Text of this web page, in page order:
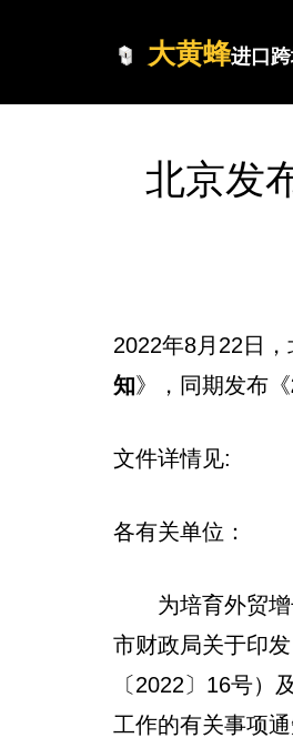
大黄蜂进口
北京发
2022年8月22日
知》，同期发布《
文件详情见:
各有关单位：
为培育外贸增
市财政局关于印
〔2022〕16号）
工作的有关事项通